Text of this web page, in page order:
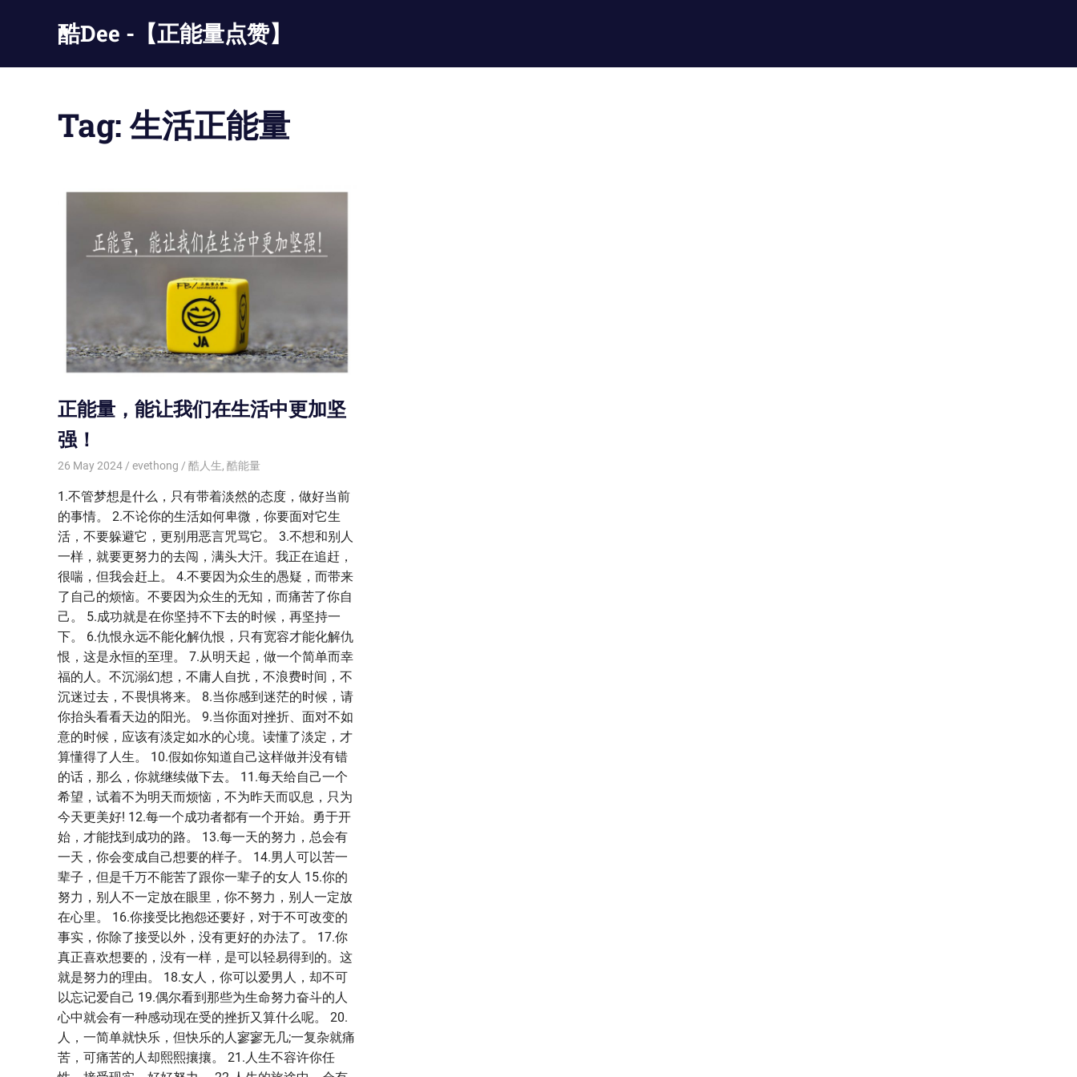
酷Dee -【正能量点赞】
酷
只
Tag:生活正能量
正能量，能让我们在生活中更加坚
强！
26 May 2024 evethong 酷人生, 酷能量
1.不管梦想是什么，只有带着淡然的态度，做好当前
的事情。 2.不论你的生活如何卑微，你要面对它生
活，不要躲避它，更别用恶言咒骂它。 3.不想和别人
一样，就要更努力的去闯，满头大汗。我正在追赶，
很喘，但我会赶上。 4.不要因为众生的愚疑，而带来
了自己的烦恼。不要因为众生的无知，而痛苦了你自
己。 5.成功就是在你坚持不下去的时候，再坚持一
下。 6.仇恨永远不能化解仇恨，只有宽容才能化解仇
恨，这是永恒的至理。 7.从明天起，做一个简单而幸
福的人。不沉溺幻想，不庸人自扰，不浪费时间，不
沉迷过去，不畏惧将来。 8.当你感到迷茫的时候，请
你抬头看看天边的阳光。 9.当你面对挫折、面对不如
意的时候，应该有淡定如水的心境。读懂了淡定，才
算懂得了人生。 10.假如你知道自己这样做并没有错
的话，那么，你就继续做下去。 11.每天给自己一个
希望，试着不为明天而烦恼，不为昨天而叹息，只为
今天更美好! 12.每一个成功者都有一个开始。勇于开
始，才能找到成功的路。 13.每一天的努力，总会有
一天，你会变成自己想要的样子。 14.男人可以苦一
辈子，但是千万不能苦了跟你一辈子的女人 15.你的
努力，别人不一定放在眼里，你不努力，别人一定放
在心里。 16.你接受比抱怨还要好，对于不可改变的
事实，你除了接受以外，没有更好的办法了。 17.你
真正喜欢想要的，没有一样，是可以轻易得到的。这
就是努力的理由。 18.女人，你可以爱男人，却不可
以忘记爱自己 19.偶尔看到那些为生命努力奋斗的人
心中就会有一种感动现在受的挫折又算什么呢。 20.
人，一简单就快乐，但快乐的人寥寥无几;一复杂就痛
苦，可痛苦的人却熙熙攘攘。 21.人生不容许你任